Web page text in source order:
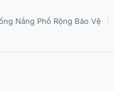
Nắng Phổ Rộng Bảo Vệ